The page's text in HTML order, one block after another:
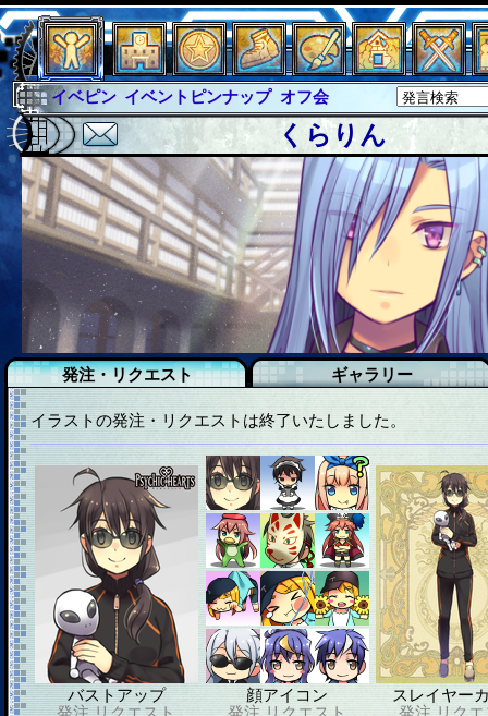
イベピン イベントピンナップ オフ会
グラシャ グラシャ・ラボラス
グローバルジャスティス サイキックハーツ
サイキックハーツ大戦
シュラウド
ソロモン
ファイナル アブソーバー
くらりん
発注・リクエスト ギャラリー
イラストの発注・リクエストは終了いたしました。
バストアップ
発注 リクエスト
顔アイコン
発注 リクエスト
スレイヤー
発注 リク